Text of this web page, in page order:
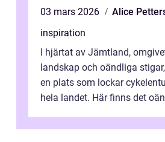
03 mars 2026
Alice
inspiration
I hjärtat av Jämtland,
landskap och oändliga
en plats som lockar
hela landet. Här finns det